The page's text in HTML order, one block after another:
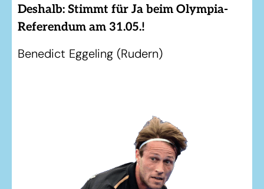
Deshalb: Stimmt für Ja beim Olympia-
Referendum am 31.05.!
Benedict Eggeling (Rudern)